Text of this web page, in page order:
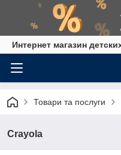
Интернет магазин
Товари та послуги
Crayola